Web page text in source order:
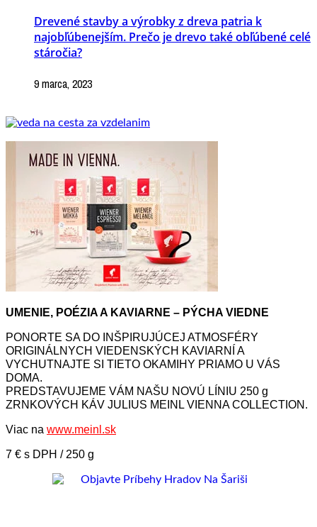
Drevené stavby a výrobky z dreva patria k
najobľúbenejším. Prečo je drevo také obľúbené celé
stáročia?
9 marca, 2023
UMENIE, POÉZIA A KAVIARNE – PÝCHA VIEDNE
PONORTE SA DO INŠPIRUJÚCEJ ATMOSFÉRY
ORIGINÁLNYCH VIEDENSKÝCH KAVIARNÍ A
VYCHUTNAJTE SI TIETO OKAMIHY PRIAMO U VÁS
DOMA.
PREDSTAVUJEME VÁM NAŠU NOVÚ LÍNIU 250 g
ZRNKOVÝCH KÁV JULIUS MEINL VIENNA COLLECTION.
Viac na www.meinl.sk
7 € s DPH / 250 g